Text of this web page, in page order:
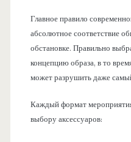
Главное правило
абсолютное соответствие
обстановке. Правильно
концепцию образа, в то
может разрушить даже
Каждый формат
выбору аксессуаров: